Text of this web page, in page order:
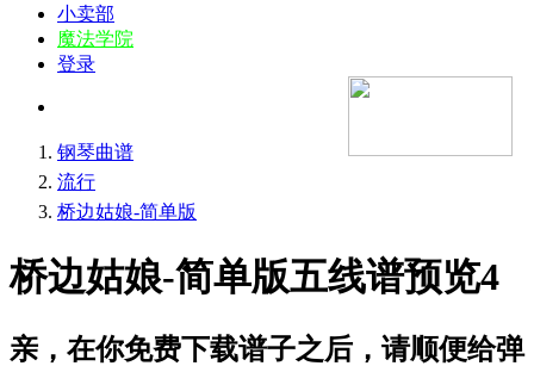
小卖部
魔法学院
登录
钢琴曲谱
流行
桥边姑娘-简单版
桥边姑娘-简单版五线谱预览4
亲，在你免费下载谱子之后，请顺便给弹